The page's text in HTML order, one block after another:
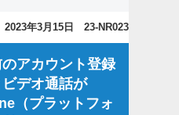
2023年3月15日 23-NR023
アカウント登録
デオ通話が
（プラットフォ